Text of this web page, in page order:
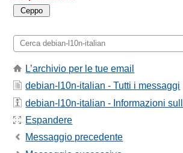
L’archivio per le tue email
debian-l10n-italian - Tutti i messaggi
debian-l10n-italian - Informazioni
Espandere
Messaggio precedente